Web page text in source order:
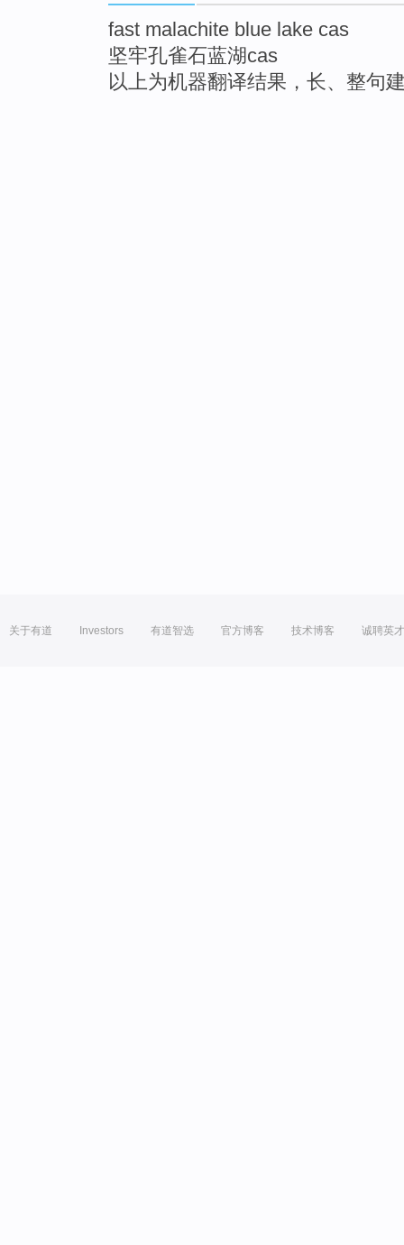
fast malachite blue lake cas
坚牢孔雀石蓝湖cas
以上为机器翻译结果，长、整句
关于有道 Investors 有道智选 官方博客 技术博客 诚聘英才